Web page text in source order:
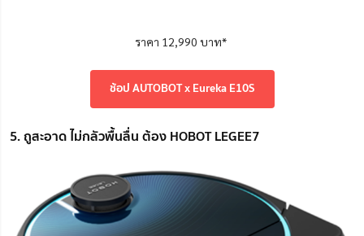
ราคา 12,990 บาท*
ช้อป AUTOBOT x Eureka E10S
5. ถูสะอาด ไม่กลัวพื้นลื่น ต้อง HOBOT LEGEE7